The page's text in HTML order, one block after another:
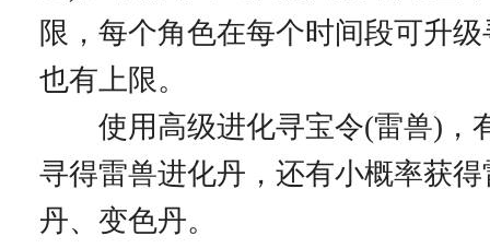
限，每个角色在每个时间段可升
也有上限。
使用高级进化寻宝令(雷兽)，
寻得雷兽进化丹，还有小概率获
丹、变色丹。